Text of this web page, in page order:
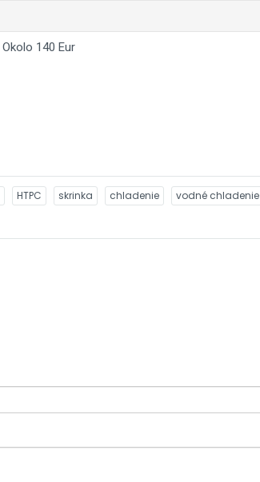
Okolo 140 Eur
HTPC skrinka chladenie
vodné chladenie